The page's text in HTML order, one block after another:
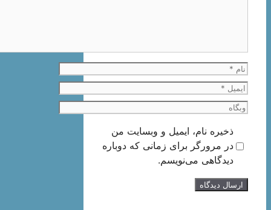
نام
ایمیل
وبگاه
ذخیره نام، ایمیل و وبسایت من
در مرورگر برای زمانی که دوباره
دیدگاهی می‌نویسم.